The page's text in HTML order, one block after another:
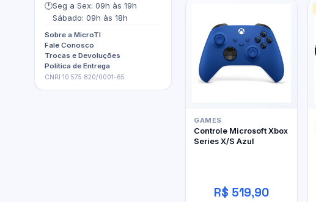
🕐Seg a Sex: 09h às 19h
Sábado: 09h às 18h
Sobre a MicroTI
Fale Conosco
Trocas e Devoluções
Política de Entrega
CNPJ 10.575.820/0001-65
GAMES
Controle Microsoft Xbox
Series X/S Azul
R$ 519,90